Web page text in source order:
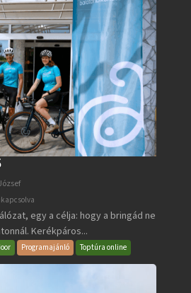
egy a célja: hogy a bringád ne
Kerékpáros...
Programajánló Toptúra online